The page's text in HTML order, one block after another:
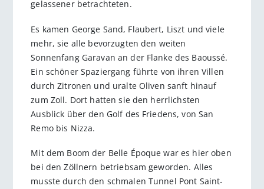
gelassener betrachteten.
Es kamen George Sand, Flaubert, Liszt und viele
mehr, sie alle bevorzugten den weiten
Sonnenfang Garavan an der Flanke des Baoussé.
Ein schöner Spaziergang führte von ihren Villen
durch Zitronen und uralte Oliven sanft hinauf
zum Zoll. Dort hatten sie den herrlichsten
Ausblick über den Golf des Friedens, von San
Remo bis Nizza.
Mit dem Boom der Belle Époque war es hier oben
bei den Zöllnern betriebsam geworden. Alles
musste durch den schmalen Tunnel Pont Saint-